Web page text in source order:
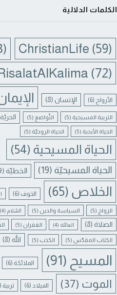
الكلمات الدلالية
ChristianLife (59)
(72)
الأرواح (6) الإنسان(8)
التربية المسيحية (5) التّواضع (5) الحريّة
الحياة الأبدية (5) الحياة الروحيّة (5)
الحياة المسيحية (54)
الحياة المسيحيّة (19) الخطيّة(9)
الخلاص (65) الخوف (6)
الزواج (5) السياسة والدين (5) السّلام (4)
الصلاة (8) العائلة (4) الغفران (5)
الكتاب المقدّس (5) الكذب (5) الله(8)
المسيح (91) الملائكة (6)
الموت (37) الميلاد (6) تربية